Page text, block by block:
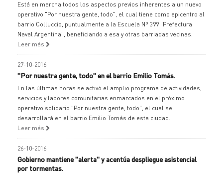
Está en marcha todos los aspectos previos inherentes a un nuevo
operativo "Por nuestra gente, todo", el cual tiene como epicentro al
barrio Colluccio, puntualmente a la Escuela Nº 399 "Prefectura
Naval Argentina", beneficiando a esa y otras barriadas vecinas.
Leer más
27-10-2016
"Por nuestra gente, todo" en el barrio Emilio Tomás.
En las últimas horas se activó el amplio programa de actividades,
servicios y labores comunitarias enmarcados en el próximo
operativo solidario "Por nuestra gente, todo", el cual se
desarrollará en el barrio Emilio Tomás de esta ciudad.
Leer más
26-10-2016
Gobierno mantiene "alerta" y acentúa despliegue asistencial
por tormentas.